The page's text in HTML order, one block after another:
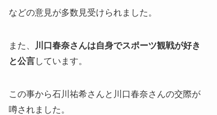
などの意見が多数見受けられました。
また、
川口春奈さんは自身でスポーツ観戦が好き
と公言しています。
この事から石川祐希さんと川口春奈さんの交際が
噂されました。